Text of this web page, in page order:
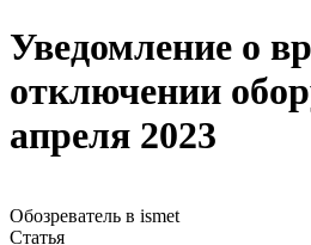
Уведомление о
отключении
апреля 2023
Обозреватель в ismet
Статья